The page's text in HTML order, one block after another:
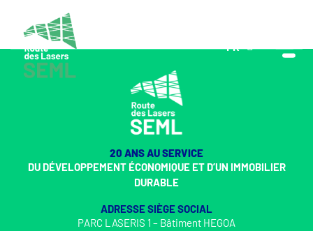
FR
EN
20 ANS AU SERVICE
DU DÉVELOPPEMENT ÉCONOMIQUE ET D’UN IMMOBILIER
DURABLE
ADRESSE SIÈGE SOCIAL
PARC LASERIS 1 – Bâtiment HEGOA